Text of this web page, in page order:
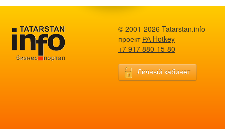
© 2001-2026 Tatarstan.info
проект РА Hotkey
+7 917 880-15-80
Личный кабинет